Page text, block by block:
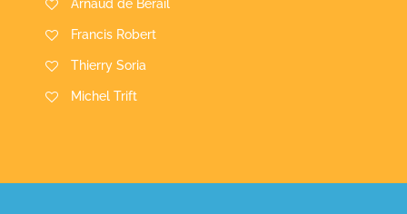
Arnaud de Bérail
Francis Robert
Thierry Soria
Michel Trift